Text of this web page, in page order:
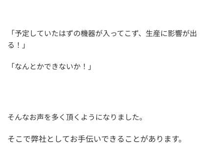
「予定していたはずの機器が入ってこず、生産に影響が出
る！」
「なんとかできないか！」
そんなお声を多く頂くようになりました。
そこで弊社としてお手伝いできることがあります。